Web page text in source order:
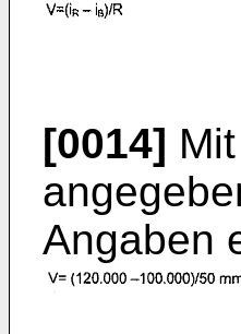
[0014]
Angaben